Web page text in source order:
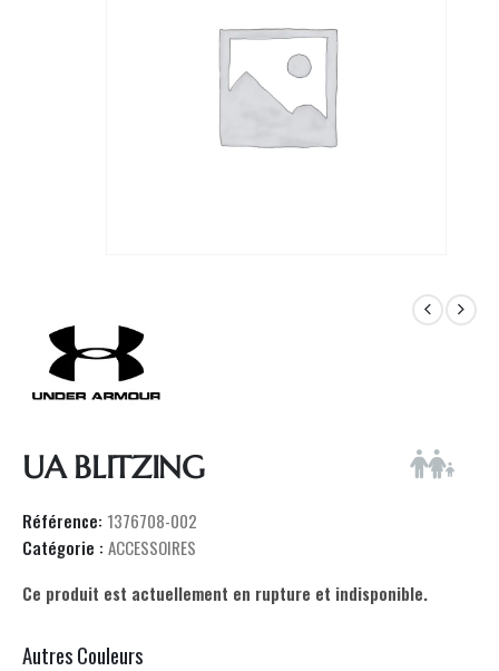
UA BLITZING
Référence: 1376708-002
Catégorie : ACCESSOIRES
Ce produit est actuellement en rupture et indisponible.
Autres Couleurs